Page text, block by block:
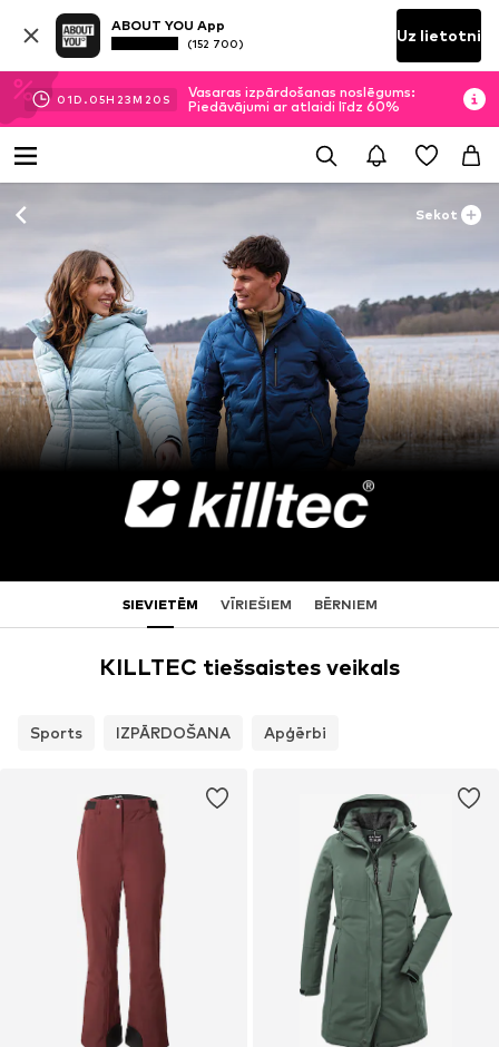
ABOUT YOU App
(152 700) Uz lietotni
01D. 05H 23M 19 S
Vasaras izpārdošanas noslēgums:
Piedāvājumi ar atlaidi līdz 60%
Sekot
SIEVIETĒM VĪRIEŠIEM BĒRNIEM
KILLTEC tiešsaistes veikals
Sports IZPĀRDOŠANA Apģērbi